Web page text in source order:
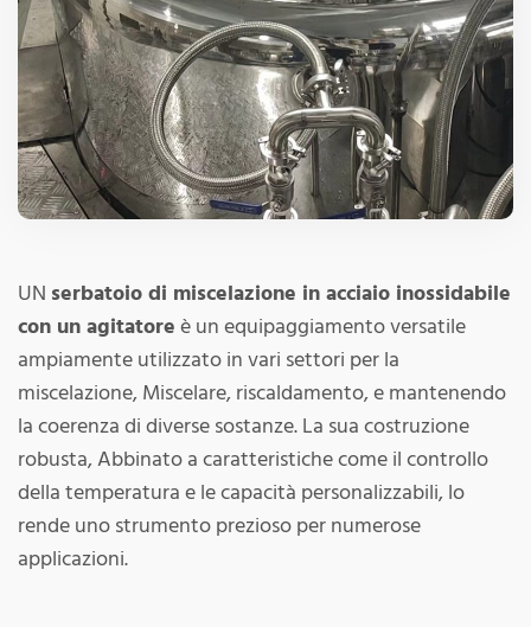
UN serbatoio di miscelazione in acciaio inossidabile
con un agitatoreè un equipaggiamento versatile
ampiamente utilizzato in vari settori per la
miscelazione, Miscelare, riscaldamento, e mantenendo
la coerenza di diverse sostanze. La sua costruzione
robusta, Abbinato a caratteristiche come il controllo
della temperatura e le capacità personalizzabili, lo
rende uno strumento prezioso per numerose
applicazioni.